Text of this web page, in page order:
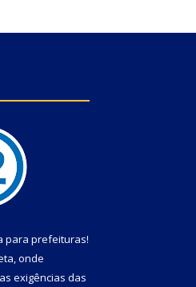
para prefeituras!
onde
exigências das